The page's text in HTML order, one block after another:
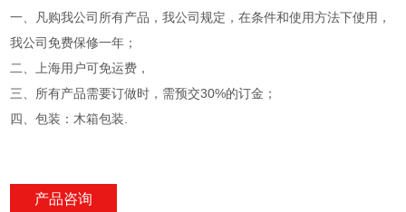
一、凡购我公司所有产品，我公司规定，在条件和使用方法下使用，
我公司免费保修一年；
二、上海用户可免运费，
三、所有产品需要订做时，需预交30%的订金；
四、包装：木箱包装.
产品咨询